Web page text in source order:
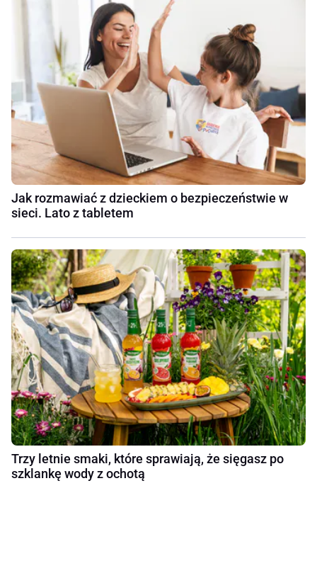
Jak rozmawiać z dzieckiem o bezpieczeństwie w
sieci. Lato z tabletem
Trzy letnie smaki, które sprawiają, że sięgasz po
szklankę wody z ochotą